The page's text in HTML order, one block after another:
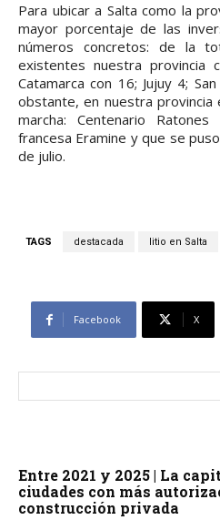
Para ubicar a Salta como la
mayor porcentaje de las
números concretos: de la
existentes nuestra provincia
Catamarca con 16; Jujuy 4;
obstante, en nuestra
marcha: Centenario
francesa Eramine y que se
de julio.
TAGS destacada litio en Salta
Facebook X
Entre 2021 y 2025 | La
ciudades con más
construcción privada